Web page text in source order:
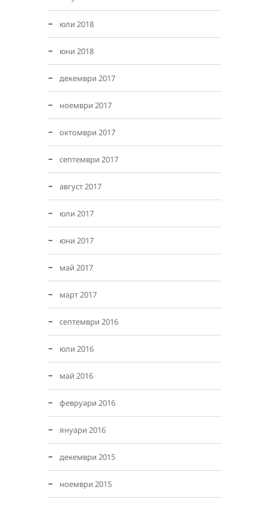
юли 2018
юни 2018
декември 2017
ноември 2017
октомври 2017
септември 2017
август 2017
юли 2017
юни 2017
май 2017
март 2017
септември 2016
юли 2016
май 2016
февруари 2016
януари 2016
декември 2015
ноември 2015